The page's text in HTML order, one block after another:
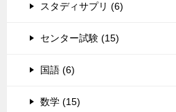
スタディサプリ (6)
センター試験 (15)
国語 (6)
数学 (15)